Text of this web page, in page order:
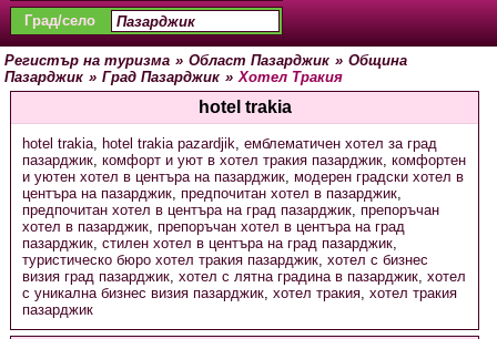
Град/село
Регистър на туризма » Област Пазарджик » Община
Пазарджик » Град Пазарджик » Хотел Тракия
hotel trakia
hotel trakia, hotel trakia pazardjik, емблематичен хотел за град
пазарджик, комфорт и уют в хотел тракия пазарджик, комфортен
и уютен хотел в центъра на пазарджик, модерен градски хотел в
центъра на пазарджик, предпочитан хотел в пазарджик,
предпочитан хотел в центъра на град пазарджик, препоръчан
хотел в пазарджик, препоръчан хотел в центъра на град
пазарджик, стилен хотел в центъра на град пазарджик,
туристическо бюро хотел тракия пазарджик, хотел с бизнес
визия град пазарджик, хотел с лятна градина в пазарджик, хотел
с уникална бизнес визия пазарджик, хотел тракия, хотел тракия
пазарджик